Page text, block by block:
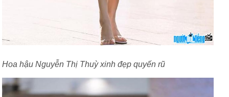
Hoa hậu Nguyễn Thị Thuỳ xinh đẹp quyến rũ